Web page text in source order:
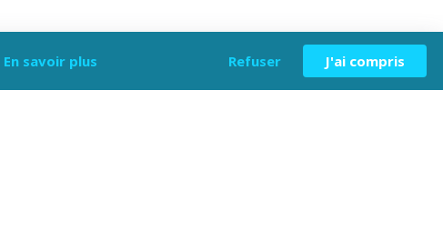
En savoir plus Refuser J'ai compris